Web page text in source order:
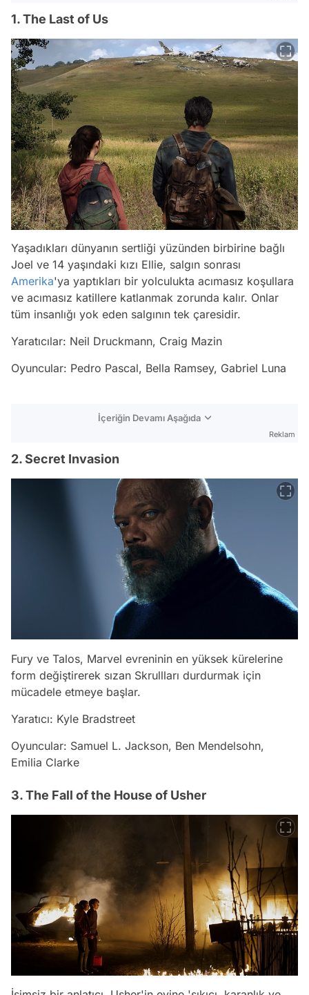
1. The Last of Us
Yaşadıkları dünyanın sertliği yüzünden birbirine bağlı
Joel ve 14 yaşındaki kızı Ellie, salgın sonrası
Amerika'ya yaptıkları bir yolculukta acımasız koşullara
ve acımasız katillere katlanmak zorunda kalır. Onlar
tüm insanlığı yok eden salgının tek çaresidir.
Yaratıcılar: Neil Druckmann, Craig Mazin
Oyuncular: Pedro Pascal, Bella Ramsey, Gabriel Luna
İçeriğin Devamı Aşağıda
Reklam
2. Secret Invasion
Fury ve Talos, Marvel evreninin en yüksek kürelerine
form değiştirerek sızan Skrullları durdurmak için
mücadele etmeye başlar.
Yaratıcı: Kyle Bradstreet
Oyuncular: Samuel L. Jackson, Ben Mendelsohn,
Emilia Clarke
3. The Fall of the House of Usher